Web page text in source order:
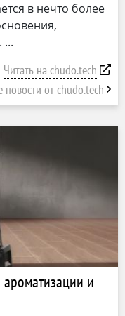
в нечто более
Читать на chudo.tech
новости от chudo.tech
и